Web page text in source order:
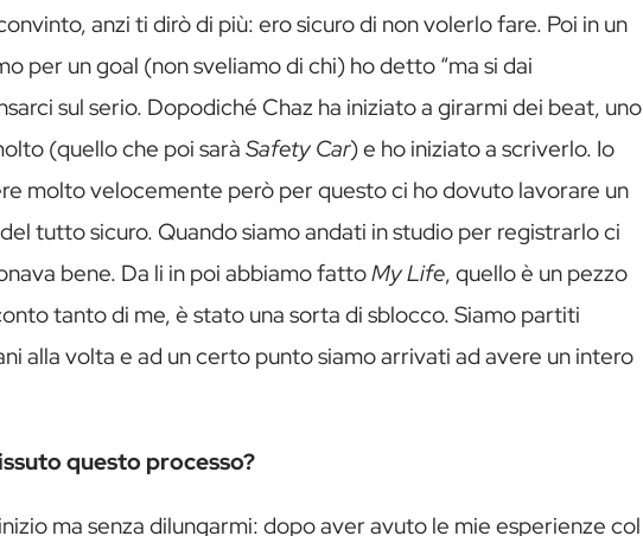
anzi ti dirò di più: ero sicuro di non volerlo fare. Poi in un
per un goal (non sveliamo di chi) ho detto “ma si dai
sul serio. Dopodiché Chaz ha iniziato a girarmi dei beat, uno
(quello che poi saràSafety Car) e ho iniziato a scriverlo. Io
molto velocemente però per questo ci ho dovuto lavorare un
tutto sicuro. Quando siamo andati in studio per registrarlo ci
bene. Da li in poi abbiamo fattoMy Life, quello è un pezzo
tanto di me, è stato una sorta di sblocco. Siamo partiti
alla volta e ad un certo punto siamo arrivati ad avere un intero
questo processo?
ma senza dilungarmi: dopo aver avuto le mie esperienze col